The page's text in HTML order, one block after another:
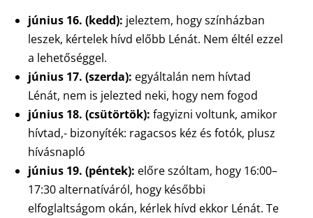
június 16. (kedd): jeleztem, hogy színházban
leszek, kértelek hívd előbb Lénát. Nem éltél ezzel
a lehetőséggel.
június 17. (szerda): egyáltalán nem hívtad
Lénát, nem is jelezted neki, hogy nem fogod
június 18. (csütörtök): fagyizni voltunk, amikor
hívtad,- bizonyíték: ragacsos kéz és fotók, plusz
hívásnapló
június 19. (péntek): előre szóltam, hogy 16:00–
17:30 alternatíváról, hogy későbbi
elfoglaltságom okán, kérlek hívd ekkor Lénát. Te